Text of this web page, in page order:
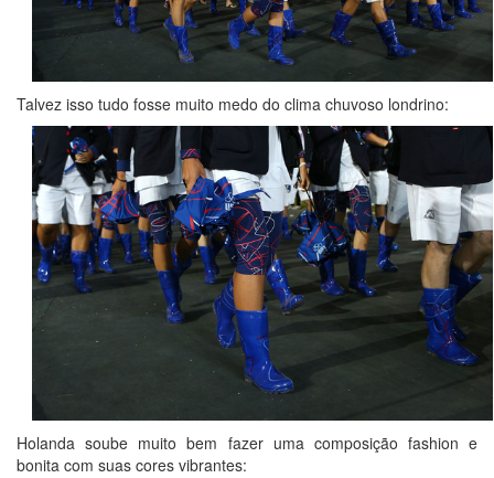
Talvez isso tudo fosse muito medo do clima chuvoso londrino:
Holanda soube muito bem fazer uma composição fashion e
bonita com suas cores vibrantes: